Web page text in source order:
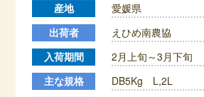
産地
愛媛県
出荷者
えひめ南農協
入荷期間
2月上旬～3月下旬
主な規格
DB5Kg L,2L